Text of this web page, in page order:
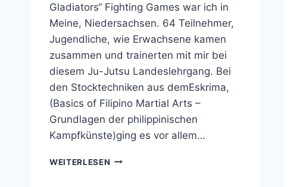
Gladiators“ Fighting Games war ich in
Meine, Niedersachsen. 64 Teilnehmer,
Jugendliche, wie Erwachsene kamen
zusammen und trainerten mit mir bei
diesem Ju-Jutsu Landeslehrgang. Bei
den Stocktechniken aus demEskrima,
(Basics of Filipino Martial Arts –
Grundlagen der philippinischen
Kampfkünste)ging es vor allem…
WEITERLESEN FULL